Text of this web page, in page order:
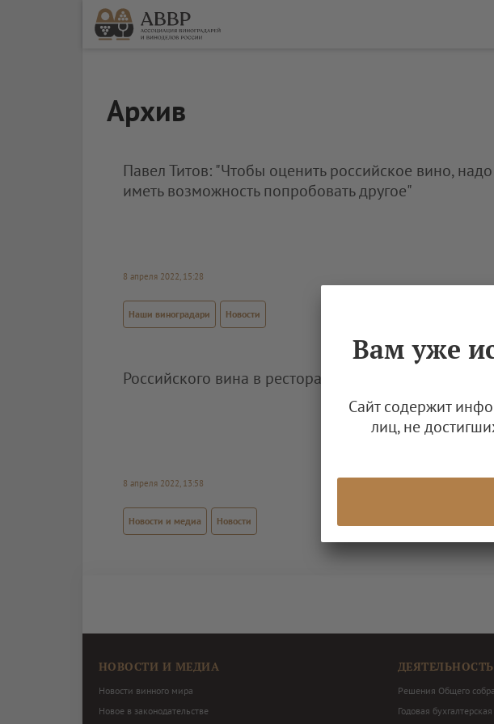
Архив
Павел Титов: "Чтобы оценить российское вино, надо
иметь возможность попробовать другое"
8 апреля 2022, 15:28
Наши виноградари Новости
Российского вина в ресторанах станет больше
8 апреля 2022, 13:58
Новости и медиа Новости
НОВОСТИ И МЕДИА
Новости винного мира
Новое в законодательстве
Решения Общего
Годовая
Вам уже
Сайт содержит
лиц, не